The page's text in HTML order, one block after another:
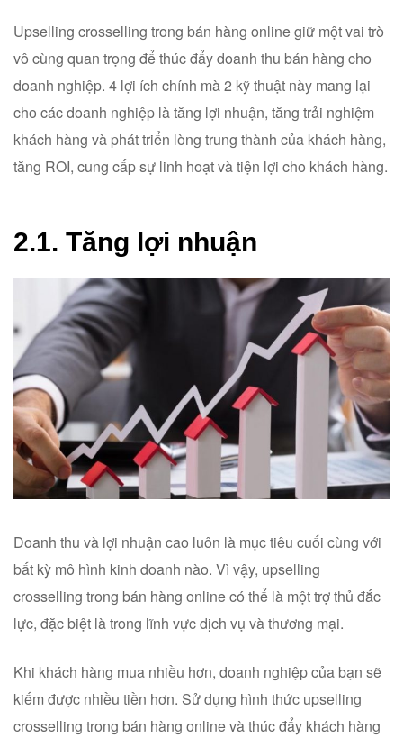
Upselling crosselling trong bán hàng online giữ một vai trò
vô cùng quan trọng để thúc đẩy doanh thu bán hàng cho
doanh nghiệp. 4 lợi ích chính mà 2 kỹ thuật này mang lại
cho các doanh nghiệp là tăng lợi nhuận, tăng trải nghiệm
khách hàng và phát triển lòng trung thành của khách hàng,
tăng ROI, cung cấp sự linh hoạt và tiện lợi cho khách hàng.
2.1. Tăng lợi nhuận
Doanh thu và lợi nhuận cao luôn là mục tiêu cuối cùng với
bất kỳ mô hình kinh doanh nào. Vì vậy, upselling
crosselling trong bán hàng online có thể là một trợ thủ đắc
lực, đặc biệt là trong lĩnh vực dịch vụ và thương mại.
Khi khách hàng mua nhiều hơn, doanh nghiệp của bạn sẽ
kiếm được nhiều tiền hơn. Sử dụng hình thức upselling
crosselling trong bán hàng online và thúc đẩy khách hàng